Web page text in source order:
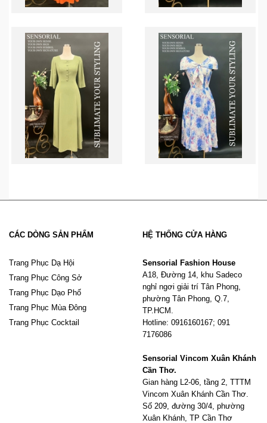
CÁC DÒNG SẢN PHẨM
Trang Phục Dạ Hội
Trang Phục Công Sở
Trang Phục Dạo Phố
Trang Phục Mùa Đông
Trang Phục Cocktail
HỆ THỐNG CỬA HÀNG
Sensorial Fashion House
A18, Đường 14, khu Sadeco
nghỉ ngơi giải trí Tân Phong,
phường Tân Phong, Q.7,
TP.HCM.
Hotline: 0916160167; 091
7176086
Sensorial Vincom Xuân Khánh
Cần Thơ.
Gian hàng L2-06, tầng 2, TTTM
Vincom Xuân Khánh Cần Thơ.
Số 209, đường 30/4, phường
Xuân Khánh, TP Cần Thơ